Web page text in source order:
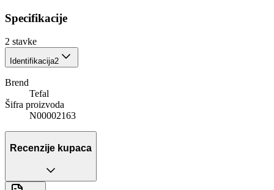
Specifikacije
2 stavke
Identifikacija2
Brend
Tefal
Šifra proizvoda
N00002163
Recenzije kupaca